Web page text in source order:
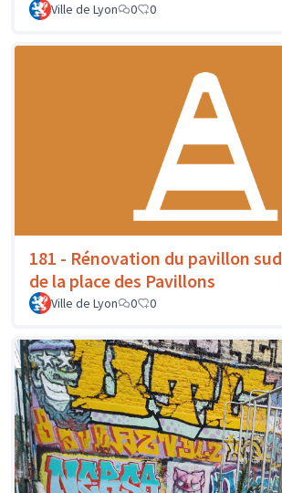
Ville de Lyon
0 0
181 - Rénovation du pavillon sud
de la place des Pavillons
Ville de Lyon
0 0